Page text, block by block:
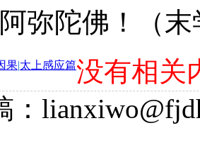
弥陀佛！（
果|太上感应篇没有相关
：